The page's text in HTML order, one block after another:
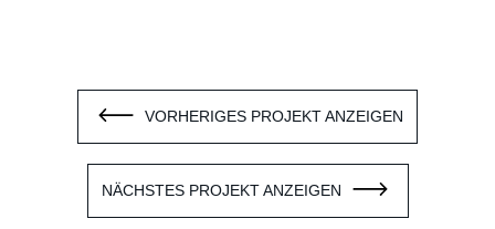
VORHERIGES PROJEKT ANZEIGEN
NÄCHSTES PROJEKT ANZEIGEN